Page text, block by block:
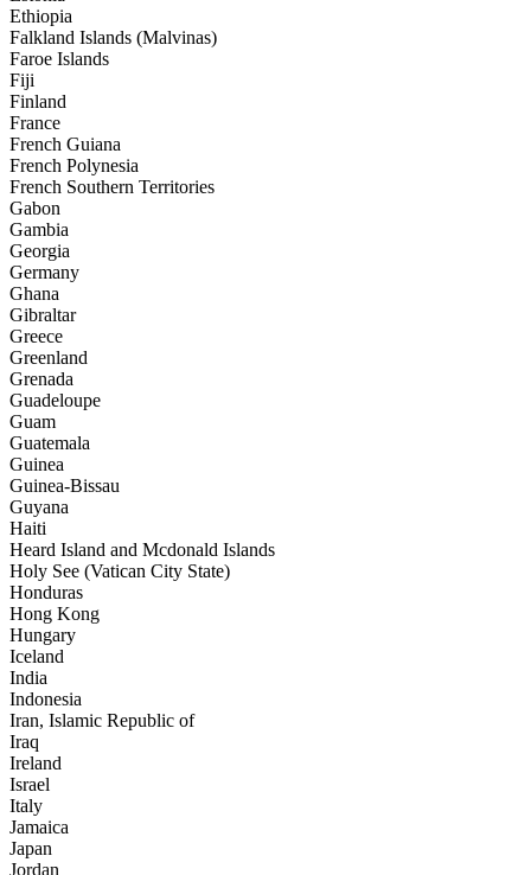
Ethiopia
Falkland Islands (Malvinas)
Faroe Islands
Fiji
Finland
France
French Guiana
French Polynesia
French Southern Territories
Gabon
Gambia
Georgia
Germany
Ghana
Gibraltar
Greece
Greenland
Grenada
Guadeloupe
Guam
Guatemala
Guinea
Guinea-Bissau
Guyana
Haiti
Heard Island and Mcdonald Islands
Holy See (Vatican City State)
Honduras
Hong Kong
Hungary
Iceland
India
Indonesia
Iran, Islamic Republic of
Iraq
Ireland
Israel
Italy
Jamaica
Japan
Jordan